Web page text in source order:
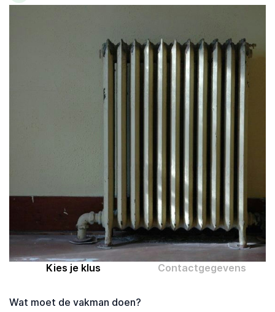
Over MrFix
Log in als vakman
Kies je klus Contactgegevens
Wat moet de vakman doen?